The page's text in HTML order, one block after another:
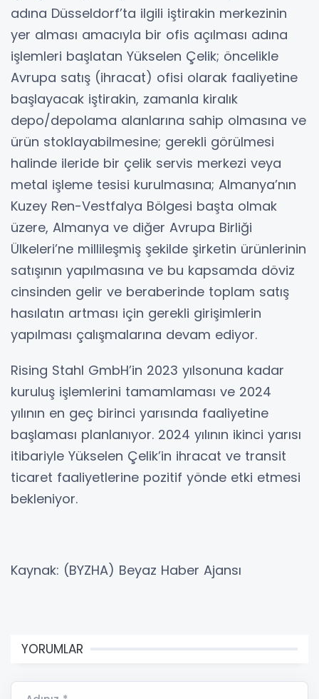
adına Düsseldorf’ta ilgili iştirakin merkezinin
yer alması amacıyla bir ofis açılması adına
işlemleri başlatan Yükselen Çelik; öncelikle
Avrupa satış (ihracat) ofisi olarak faaliyetine
başlayacak iştirakin, zamanla kiralık
depo/depolama alanlarına sahip olmasına ve
ürün stoklayabilmesine; gerekli görülmesi
halinde ileride bir çelik servis merkezi veya
metal işleme tesisi kurulmasına; Almanya’nın
Kuzey Ren-Vestfalya Bölgesi başta olmak
üzere, Almanya ve diğer Avrupa Birliği
Ülkeleri’ne millileşmiş şekilde şirketin ürünlerinin
satışının yapılmasına ve bu kapsamda döviz
cinsinden gelir ve beraberinde toplam satış
hasılatın artması için gerekli girişimlerin
yapılması çalışmalarına devam ediyor.
Rising Stahl GmbH’in 2023 yılsonuna kadar
kuruluş işlemlerini tamamlaması ve 2024
yılının en geç birinci yarısında faaliyetine
başlaması planlanıyor. 2024 yılının ikinci yarısı
itibariyle Yükselen Çelik’in ihracat ve transit
ticaret faaliyetlerine pozitif yönde etki etmesi
bekleniyor.
Kaynak: (BYZHA) Beyaz Haber Ajansı
YORUMLAR